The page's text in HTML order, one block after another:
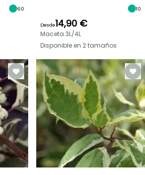
60 10
Desde14,90 €
Maceta 3L/4L
Disponible en 2 tamaños